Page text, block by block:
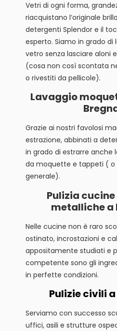
Vetri di ogni forma,
riacquistano l’originale
detergenti Splendor e il
esperto. Siamo in grado di
vetro senza lasciare aloni
(cosa non così scontata
o rivestiti da pellicole).
Lavaggio
Grazie ai nostri favolosi
estrazione, abbinati a
in grado di estrarre anche
da moquette e tappeti ( o
generale).
Pulizia
metalliche a
Nelle cucine non è raro
ostinato, incrostazioni e
appositamente studiati e
competente sono gli
in perfette condizioni.
Pulizie civili
Serviamo con successo
uffici, asili e strutture